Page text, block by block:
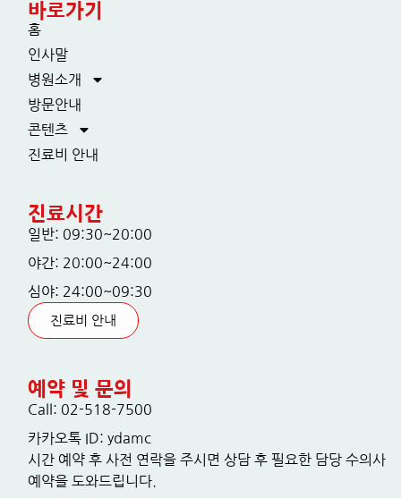
바로가기
홈
인사말
병원소개
방문안내
콘텐츠
진료비 안내
진료시간
일반: 09:30~20:00
야간: 20:00~24:00
심야: 24:00~09:30
진료비 안내
예약 및 문의
Call: 02-518-7500
카카오톡 ID: ydamc
시간 예약 후 사전 연락을 주시면 상담 후 필요한 담당 수의사
예약을 도와드립니다.